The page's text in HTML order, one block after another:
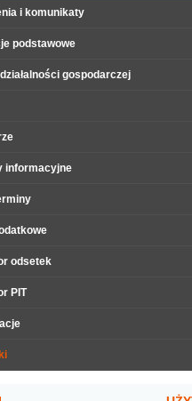
i komunikaty
podstawowe
gospodarczej
informacyjne
odsetek
PIT